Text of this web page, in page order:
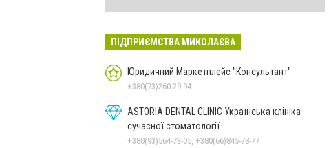
ПІДПРИЄМСТВА МИКОЛАЄВА
Юридичний Маркетплейс "Консультант"
+380(73)260-29-94
ASTORIA DENTAL CLINIC Українська клініка
сучасної стоматології
+380(93)564-73-05, +380(66)845-78-77